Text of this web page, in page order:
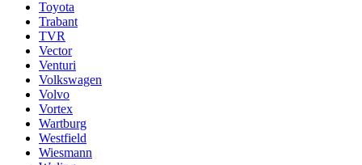
Toyota
Trabant
TVR
Vector
Venturi
Volkswagen
Volvo
Vortex
Wartburg
Westfield
Wiesmann